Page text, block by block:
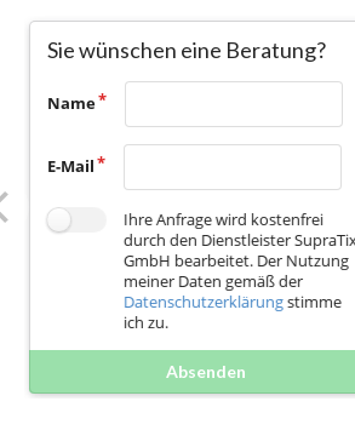
Sie wünschen eine Beratung?
Name
E-Mail
Ihre Anfrage wird kostenfrei
durch den Dienstleister
GmbH bearbeitet. Der Nutzung
meiner Daten gemäß der
Datenschutzerklärungstimme
ich zu.
Absenden